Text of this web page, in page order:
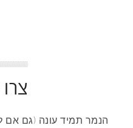
הנמר תמיד עונה (גם אם